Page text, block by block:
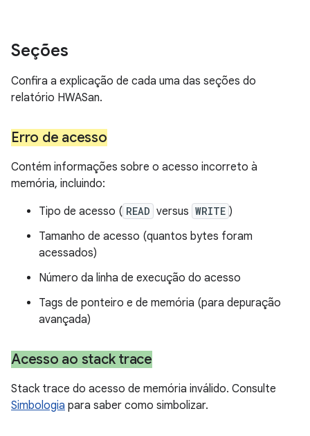
Seções
Confira a explicação de cada uma das seções do
relatório HWASan.
Erro de acesso
Contém informações sobre o acesso incorreto à
memória, incluindo:
Tipo de acesso ( READ versus WRITE )
Tamanho de acesso (quantos bytes foram
acessados)
Número da linha de execução do acesso
Tags de ponteiro e de memória (para depuração
avançada)
Acesso ao stack trace
Stack trace do acesso de memória inválido. Consulte
Simbologia para saber como simbolizar.